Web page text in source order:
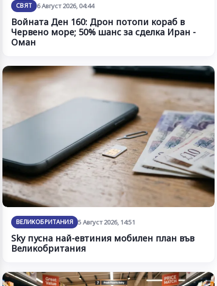
СВЯТ 6 Август 2026, 04:44
Войната Ден 160: Дрон потопи кораб в
Червено море; 50% шанс за сделка Иран -
Оман
ВЕЛИКОБРИТАНИЯ 5 Август 2026, 14:51
Sky пусна най-евтиния мобилен план във
Великобритания